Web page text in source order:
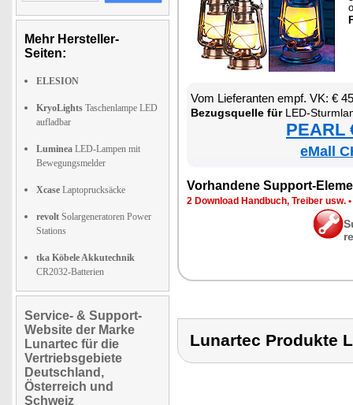
Mehr Hersteller-
Seiten:
ELESION
KryoLights Taschenlampe LED
aufladbar
Luminea LED-Lampen mit
Bewegungsmelder
Xcase Laptoprucksäcke
revolt Solargeneratoren Power
Stations
tka Köbele Akkutechnik
CR2032-Batterien
Service- & Support-
Website der Marke
Lunartec für die
Vertriebsgebiete
Deutschland,
Österreich und
Schweiz
Vom Lie­fe­ran­ten empf. VK: €
Be­zugs­quel­le fürLED-Sturm­lam­pe
PEARL
eMall
Vor­han­de­ne Sup­port-
2 Down­load Hand­buch, Trei­ber usw. •
Lunartec Produkte